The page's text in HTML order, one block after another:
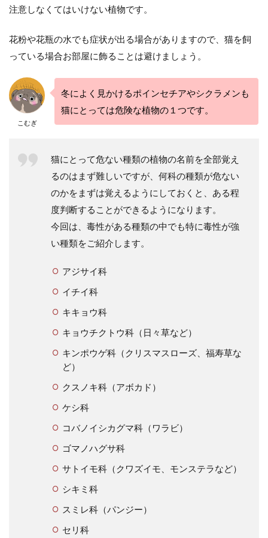
注意しなくてはいけない植物です。
花粉や花瓶の水でも症状が出る場合がありますので、猫を飼
っている場合お部屋に飾ることは避けましょう。
こむぎ
冬によく見かけるポインセチアやシクラメンも
猫にとっては危険な植物の１つです。
猫にとって危ない種類の植物の名前を全部覚え
るのはまず難しいですが、何科の種類が危ない
のかをまずは覚えるようにしておくと、ある程
度判断することができるようになります。
今回は、毒性がある種類の中でも特に毒性が強
い種類をご紹介します。
アジサイ科
イチイ科
キキョウ科
キョウチクトウ科（日々草など）
キンポウゲ科（クリスマスローズ、福寿草な
ど）
クスノキ科（アボカド）
ケシ科
コバノイシカグマ科（ワラビ）
ゴマノハグサ科
サトイモ科（クワズイモ、モンステラなど）
シキミ科
スミレ科（パンジー）
セリ科